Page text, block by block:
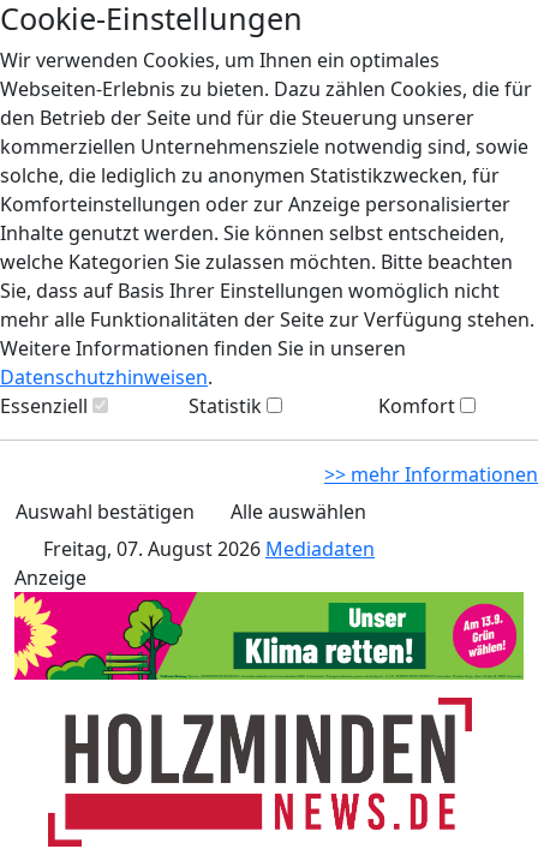
Cookie-Einstellungen
Wir verwenden Cookies, um Ihnen ein optimales
Webseiten-Erlebnis zu bieten. Dazu zählen Cookies, die für
den Betrieb der Seite und für die Steuerung unserer
kommerziellen Unternehmensziele notwendig sind, sowie
solche, die lediglich zu anonymen Statistikzwecken, für
Komforteinstellungen oder zur Anzeige personalisierter
Inhalte genutzt werden. Sie können selbst entscheiden,
welche Kategorien Sie zulassen möchten. Bitte beachten
Sie, dass auf Basis Ihrer Einstellungen womöglich nicht
mehr alle Funktionalitäten der Seite zur Verfügung stehen.
Weitere Informationen finden Sie in unseren
Datenschutzhinweisen.
Essenziell
Statistik Komfort
>> mehr Informationen
Auswahl bestätigen
Alle auswählen
Freitag, 07. August 2026 Mediadaten
Anzeige